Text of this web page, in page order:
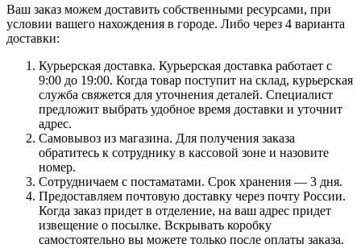
Ваш заказ можем доставить собственными ресурсами, при
условии вашего нахождения в городе. Либо через 4 варианта
доставки:
Курьерская доставка. Курьерская доставка работает с
9:00 до 19:00. Когда товар поступит на склад, курьерская
служба свяжется для уточнения деталей. Специалист
предложит выбрать удобное время доставки и уточнит
адрес.
Самовывоз из магазина. Для получения заказа
обратитесь к сотруднику в кассовой зоне и назовите
номер.
Сотрудничаем с постаматами. Срок хранения — 3 дня.
Предоставляем почтовую доставку через почту России.
Когда заказ придет в отделение, на ваш адрес придет
извещение о посылке. Вскрывать коробку
самостоятельно вы можете только после оплаты заказа.